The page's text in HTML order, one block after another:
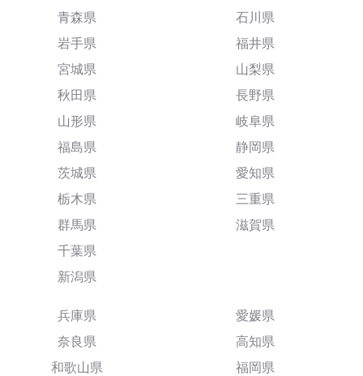
青森県
岩手県
宮城県
秋田県
山形県
福島県
茨城県
栃木県
群馬県
千葉県
新潟県
石川県
福井県
山梨県
長野県
岐阜県
静岡県
愛知県
三重県
滋賀県
兵庫県
奈良県
和歌山県
愛媛県
高知県
福岡県